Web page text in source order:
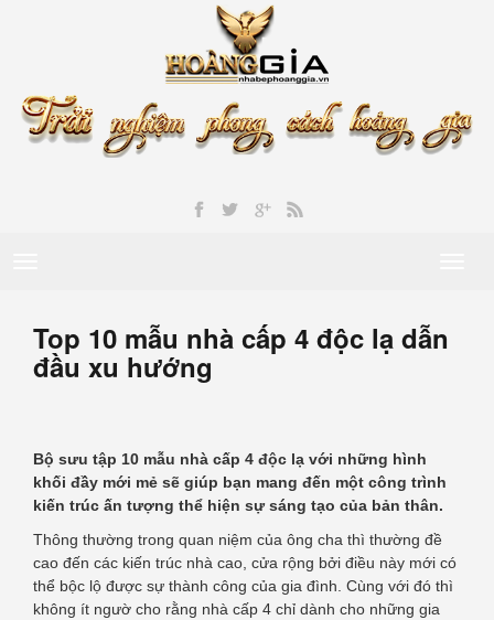
Top 10 mẫu nhà cấp 4 độc lạ dẫn
đầu xu hướng
Bộ sưu tập 10 mẫu nhà cấp 4 độc lạ với những hình
khối đầy mới mẻ sẽ giúp bạn mang đến một công trình
kiến trúc ấn tượng thể hiện sự sáng tạo của bản thân.
Thông thường trong quan niệm của ông cha thì thường đề
cao đến các kiến trúc nhà cao, cửa rộng bởi điều này mới có
thể bộc lộ được sự thành công của gia đình. Cùng với đó thì
không ít ngườ cho rằng nhà cấp 4 chỉ dành cho những gia